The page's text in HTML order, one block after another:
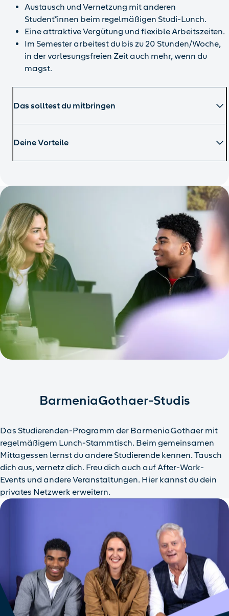
Austausch und Vernetzung mit anderen
Student*innen beim regelmäßigen Studi-Lunch.
Eine attraktive Vergütung und flexible Arbeitszeiten.
Im Semester arbeitest du bis zu 20 Stunden/Woche,
in der vorlesungsfreien Zeit auch mehr, wenn du
magst.
Das solltest du mitbringen
Deine Vorteile
BarmeniaGothaer-Studis
Das Studierenden-Programm der BarmeniaGothaer mit
regelmäßigem Lunch-Stammtisch. Beim gemeinsamen
Mittagessen lernst du andere Studierende kennen. Tausch
dich aus, vernetz dich. Freu dich auch auf After-Work-
Events und andere Veranstaltungen. Hier kannst du dein
privates Netzwerk erweitern.